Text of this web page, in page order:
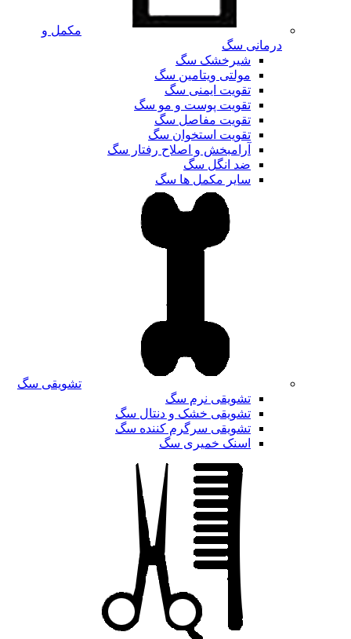
مکمل و
درمانی سگ
شیرخشک سگ
مولتی ویتامین سگ
تقویت ایمنی سگ
تقویت پوست و مو سگ
تقویت مفاصل سگ
تقویت استخوان سگ
آرامبخش و اصلاح رفتار سگ
ضد انگل سگ
سایر مکمل ها سگ
تشویقی سگ
تشویقی نرم سگ
تشویقی خشک و دنتال سگ
تشویقی سرگرم کننده سگ
اسنک خمیری سگ